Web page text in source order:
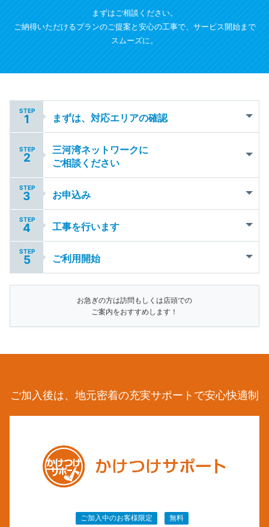
まずはご相談ください。
ご納得いただけるプランのご提案と安心の工事で、サービス開始まで
スムーズに。
STEP
1 まずは、対応エリアの確認
STEP
2
三河湾ネットワークに
ご相談ください
STEP
3 お申込み
STEP
4 工事を行います
STEP
5 ご利用開始
お急ぎの方は訪問もしくは店頭での
ご案内をおすすめします！
ご加入後は、地元密着の充実サポートで安心快適制
ご加入中のお客様限定 無料